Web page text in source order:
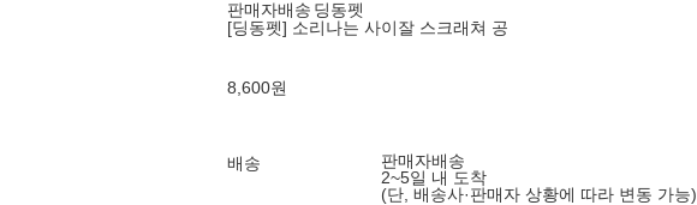
판매자배송 딩동펫
[딩동펫] 소리나는 사이잘 스크래쳐 공
8,600원
배송
판매자배송
2~5일 내 도착
(단, 배송사·판매자 상황에 따라 변동 가능)